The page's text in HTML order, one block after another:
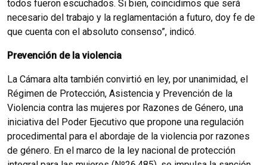
todos fueron escuchados. Si bien, coincidimos que será
necesario del trabajo y la reglamentación a futuro, doy fe de
que cuenta con el absoluto consenso”, indicó.
Prevención de la violencia
La Cámara alta también convirtió en ley, por unanimidad, el
Régimen de Protección, Asistencia y Prevención de la
Violencia contra las mujeres por Razones de Género, una
iniciativa del Poder Ejecutivo que propone una regulación
procedimental para el abordaje de la violencia por razones
de género. En el marco de la ley nacional de protección